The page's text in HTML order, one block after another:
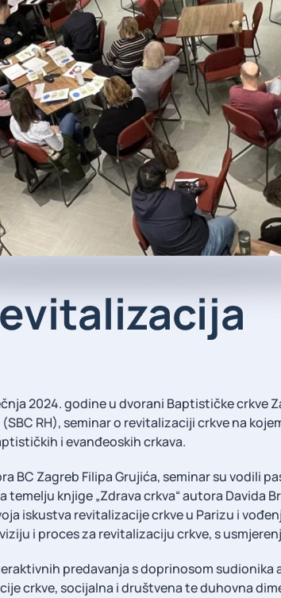
2024. godine u dvorani Baptističke crkve
RH), seminar o revitalizaciji crkve na
i evanđeoskih crkava.
BC Zagreb Filipa Grujića, seminar su vodili
temelju knjige „Zdrava crkva“ autora Davida
iskustva revitalizacije crkve u Parizu i
i proces za revitalizaciju crkve, s
predavanja s doprinosom sudionika
crkve, socijalna i društvena te duhovna